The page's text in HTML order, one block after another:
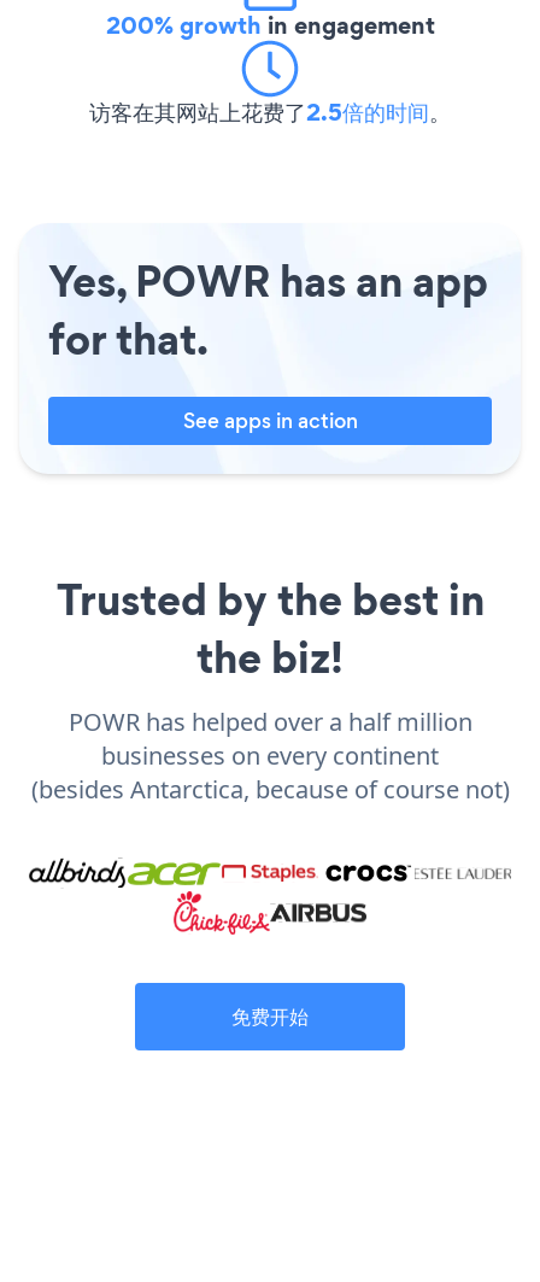
200% growth in engagement
访客在其网站上花费了2.5倍的时间。
Yes, POWR has an app
for that.
See apps in action
Trusted by the best in
the biz!
POWR has helped over a half million
businesses on every continent
(besides Antarctica, because of course not)
免费开始